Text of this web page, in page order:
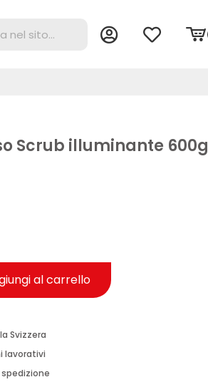
Scrub illuminante 600g
al carrello
Svizzera
lavorativi